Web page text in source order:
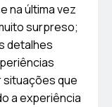
na última vez
surpreso;
detalhes
situações que
a experiência